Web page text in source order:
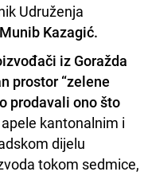
Udruženja
Munib Kazagić.
iz Goražda
prostor “zelene
prodavali ono što
kantonalnim i
dijelu
tokom sedmice,